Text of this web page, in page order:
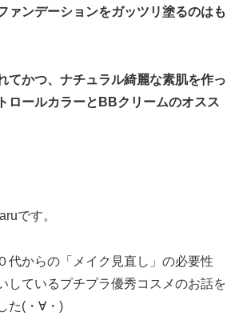
ァンデーションをガッツリ塗るのはも
てかつ、 ナチュラル綺麗な素肌を作っ
ロールカラーとBBクリームのオスス
です。
代からの「メイク見直し」の必要性
しているプチプラ優秀コスメのお話を
た(・∀・)